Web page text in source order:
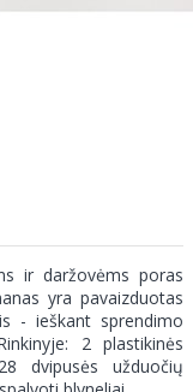
ir daržovėms poras
yra pavaizduotas
- ieškant sprendimo
2 plastikinės
dvipusės užduočių